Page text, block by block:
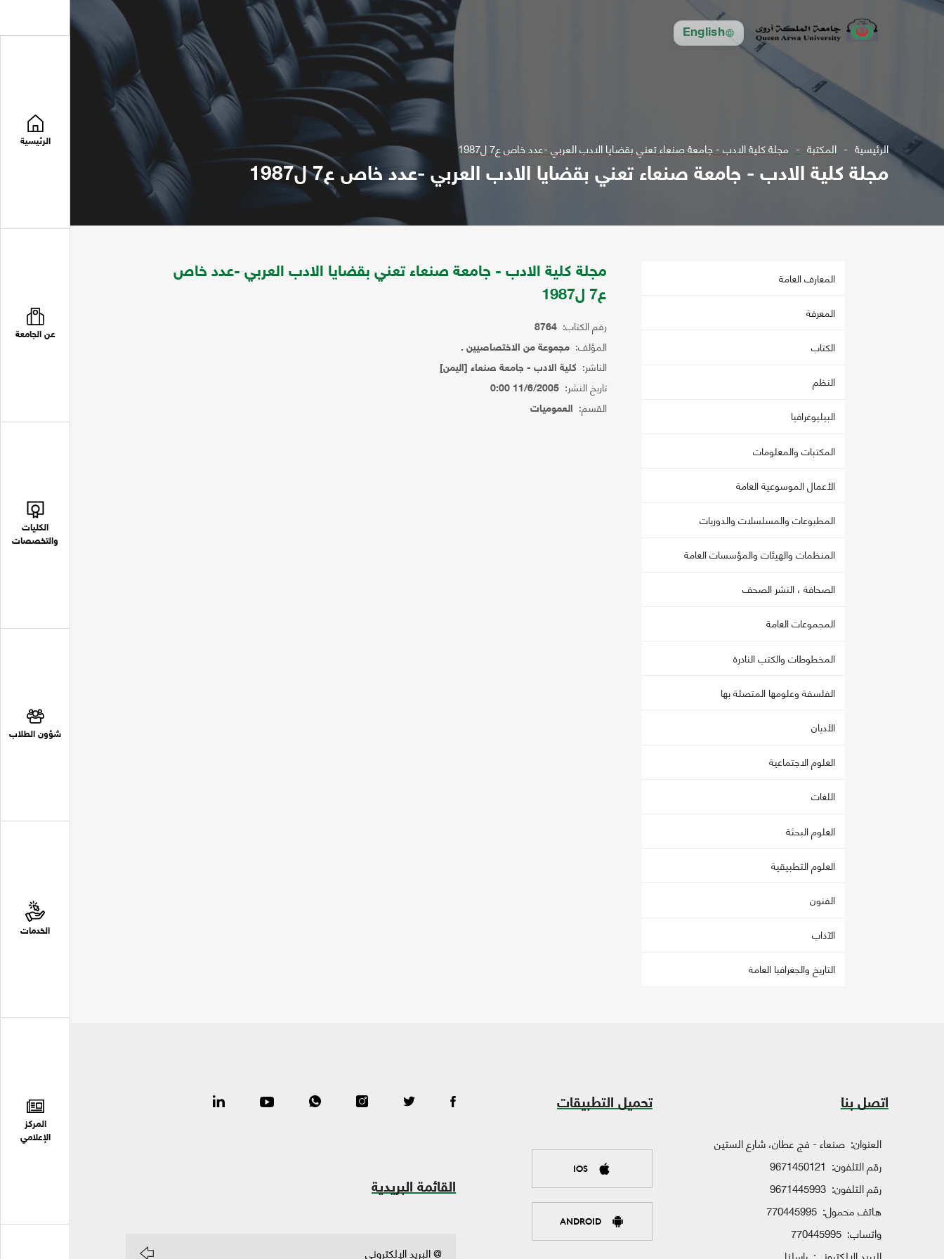
English
الرئيسية
عن الجامعة
الكليات
والتخصصات
شؤون الطلاب
الخدمات
المركز
الإعلامي
الرئيسية المكتبة مجلة كلية الادب - جامعة صنعاء تعني بقضايا الادب العربي -عدد خاص ع7 ل1987
مجلة كلية الادب - جامعة صنعاء تعني بقضايا الادب العربي -عدد خاص ع7 ل1987
المعارف العامة
المعرفة
الكتاب
النظم
البيليوغرافيا
المكتبات والمعلومات
الأعمال الموسوعية العامة
المطبوعات والمسلسلات والدوريات
المنظمات والهيئات والمؤسسات العامة
الصحافة ، النشر الصحف
المجموعات العامة
المخطوطات والكتب النادرة
الفلسفة وعلومها المتصلة بها
الأديان
العلوم الاجتماعية
اللغات
العلوم البحثة
العلوم التطبيقية
الفنون
الآداب
التاريخ والجغرافيا العامة
مجلة كلية الادب - جامعة صنعاء تعني بقضايا الادب العربي -عدد خاص
ع7 ل1987
رقم الكتاب: 8764
المؤلف: مجموعة من الاختصاصيين .
الناشر: كلية الادب - جامعة صنعاء [اليمن]
تاريخ النشر: 11/6/2005 0:00
القسم: العموميات
اتصل بنا
العنوان: صنعاء - فج عطان، شارع الستين
رقم التلفون: 9671450121
رقم التلفون: 9671445993
هاتف محمول: 770445995
واتساب: 770445995
تحميل التطبيقات
IOS
ANDROID
القائمة البريدية